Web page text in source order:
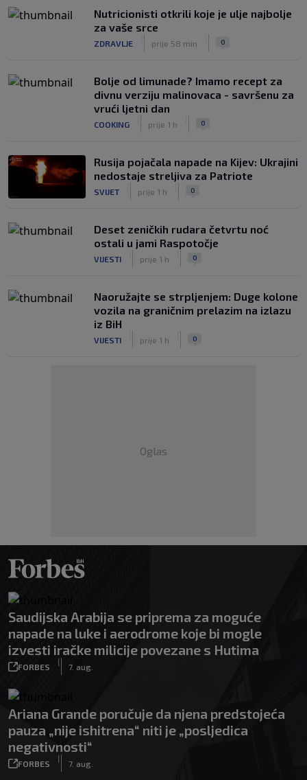
Nutricionisti otkrili koje je ulje najbolje
za vaše srce
ZDRAVLJE prije 58 min 0
Bolje od limunade? Imamo recept za
divnu verziju malinovaca - savršenu za
vrući ljetni dan
COOKING prije 1 h 0
Rusija pojačala napade na Kijev: Ukrajini
nedostaje streljiva za Patriote
SVIJET prije 1 h 0
Deset zeničkih rudara četvrtu noć
ostali u jami Raspotočje
VIJESTI prije 1 h 0
Naoružajte se strpljenjem: Duge kolone
vozila na graničnim prelazim na izlazu
iz BiH
VIJESTI prije 1 h 0
Oglas
Saudijska Arabija se priprema za moguće
napade na luke i aerodrome koje bi mogle
izvesti iračke milicije povezane s Hutima
FORBES
|
7. aug.
Ariana Grande poručuje da njena predstojeća
pauza „nije ishitrena“ niti je „posljedica
negativnosti“
FORBES
|
7. aug.